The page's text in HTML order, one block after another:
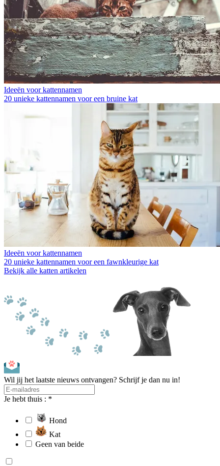
Ideeën voor kattennamen
20 unieke kattennamen voor een bruine kat
Ideeën voor kattennamen
20 unieke kattennamen voor een fawnkleurige kat
Bekijk alle katten artikelen
Wil jij het laatste nieuws ontvangen? Schrijf je dan nu in!
Je hebt thuis : *
Hond
Kat
Geen van beide